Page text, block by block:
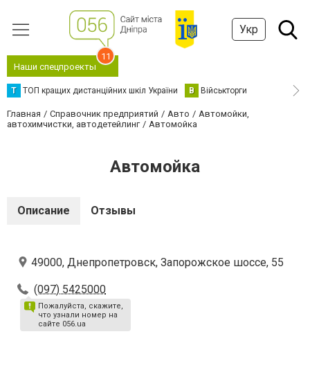
Укр
Наши спецпроекты
11
Т ТОП кращих дистанційних шкіл України В Військторги
Главная Справочник предприятий Авто
Автомойки,
автохимчистки, автодетейлинг
Автомойка
Автомойка
Описание Отзывы
49000, Днепропетровск, Запорожское шоссе, 55
(097) 5425000
Пожалуйста, скажите,
что узнали номер на
сайте 056.ua